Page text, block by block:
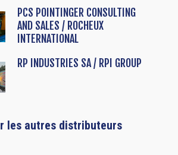
PCS POINTINGER CONSULTING
AND SALES / ROCHEUX
INTERNATIONAL
RP INDUSTRIES SA / RPI GROUP
les autres distributeurs